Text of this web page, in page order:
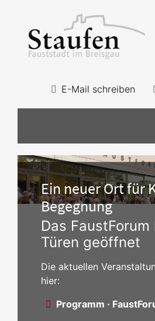
E-Mail schreiben
Ein neuer Ort für
Begegnung
Das
Türen geöffnet
Die aktuellen
hier:
Programm ·